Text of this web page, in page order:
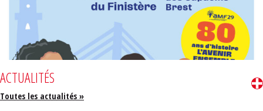
ACTUALITÉS
Toutes les actualités »